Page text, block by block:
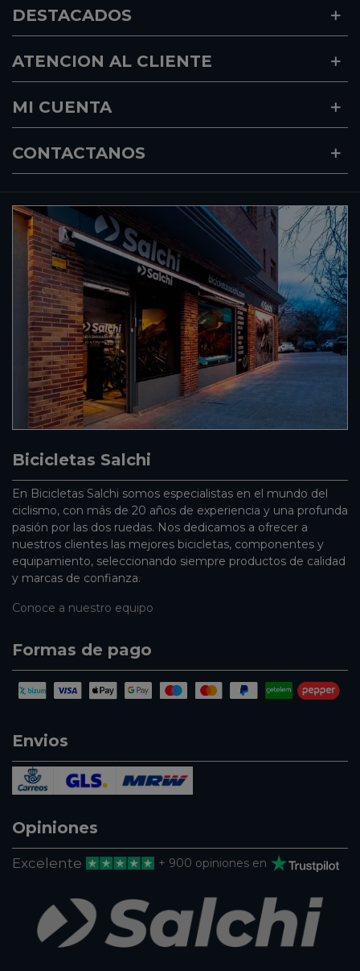
DESTACADOS
ATENCION AL CLIENTE
MI CUENTA
CONTACTANOS
Bicicletas Salchi
En Bicicletas Salchi somos especialistas en el mundo del
ciclismo, con más de 20 años de experiencia y una profunda
pasión por las dos ruedas. Nos dedicamos a ofrecer a
nuestros clientes las mejores bicicletas, componentes y
equipamiento, seleccionando siempre productos de calidad
y marcas de confianza.
Conoce a nuestro equipo
Formas de pago
Envios
Opiniones
Excelente + 900 opiniones en